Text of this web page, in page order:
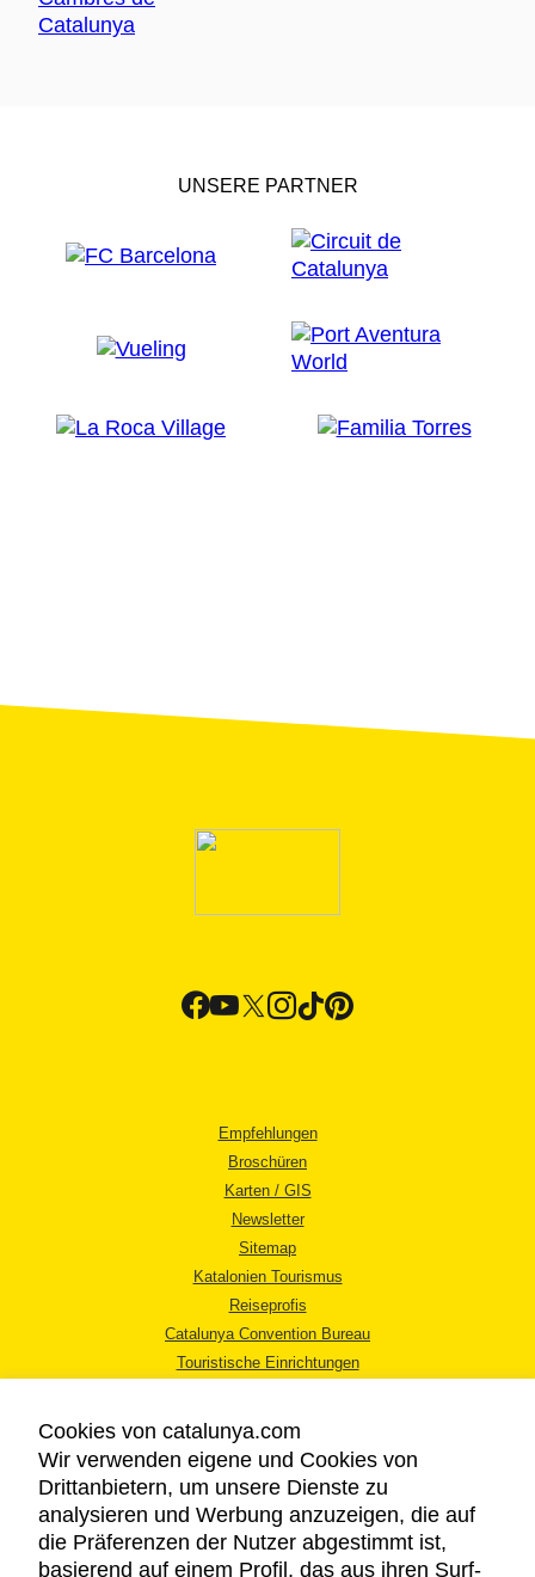
UNSERE PARTNER
Empfehlungen
Broschüren
Karten / GIS
Newsletter
Sitemap
Katalonien Tourismus
Reiseprofis
Catalunya Convention Bureau
Touristische Einrichtungen
RECHTLICHER HINWEIS
Cookies von catalunya.com
Wir verwenden eigene und Cookies von
Drittanbietern, um unsere Dienste zu
analysieren und Werbung anzuzeigen, die auf
die Präferenzen der Nutzer abgestimmt ist,
basierend auf einem Profil, das aus ihren Surf-